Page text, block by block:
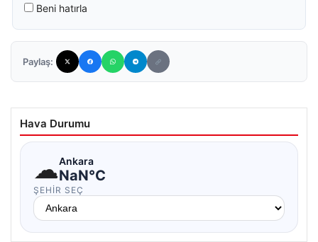
Beni hatırla
Paylaş:
Hava Durumu
☁Ankara
NaN°C
ŞEHIR SEÇ